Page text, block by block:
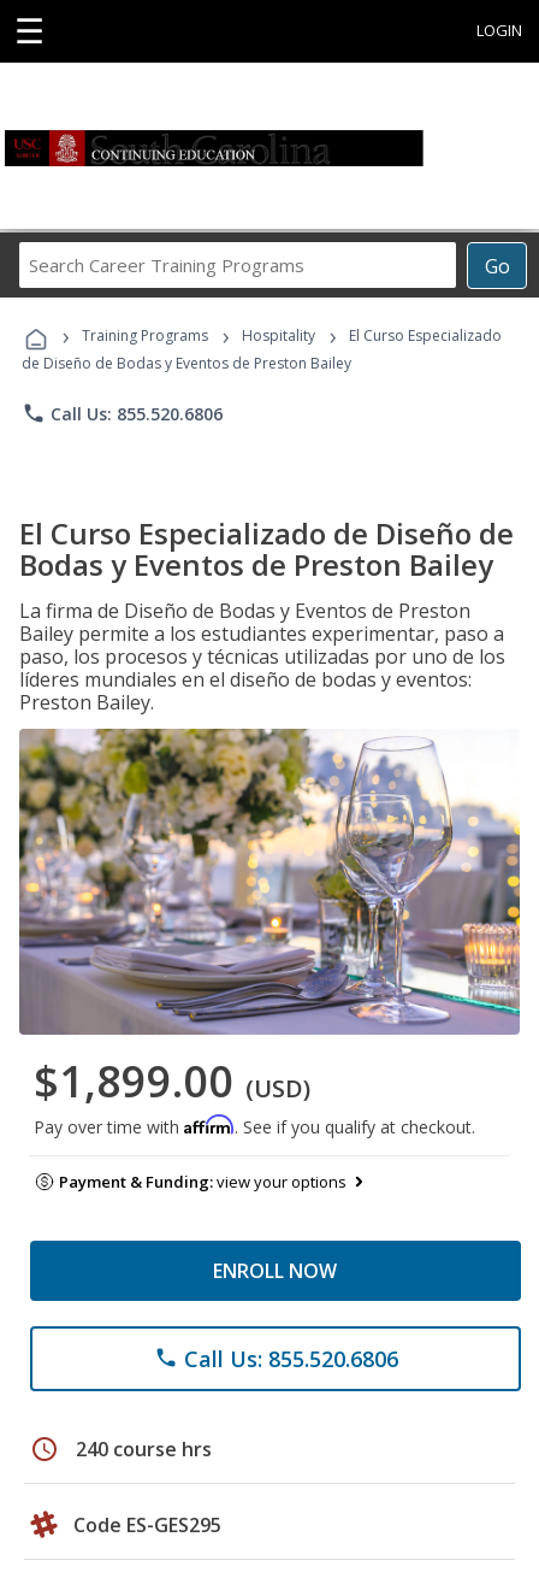
☰ LOGIN
Go
Career
Programs
› Training Programs › Hospitality ›
El Curso Especializado
de Diseño de Bodas y Eventos de Preston Bailey
phone Call Us: 855.520.6806
El Curso Especializado de Diseño de
Bodas y Eventos de Preston Bailey
La firma de Diseño de Bodas y Eventos de Preston
Bailey permite a los estudiantes experimentar, paso a
paso, los procesos y técnicas utilizadas por uno de los
líderes mundiales en el diseño de bodas y eventos:
Preston Bailey.
$1,899.00 (USD)
Pay over time with Affirm. See if you qualify at checkout.
Payment & Funding:view your options
ENROLL NOW
phone Call Us: 855.520.6806
schedule 240 course hrs
Code ES-GES295